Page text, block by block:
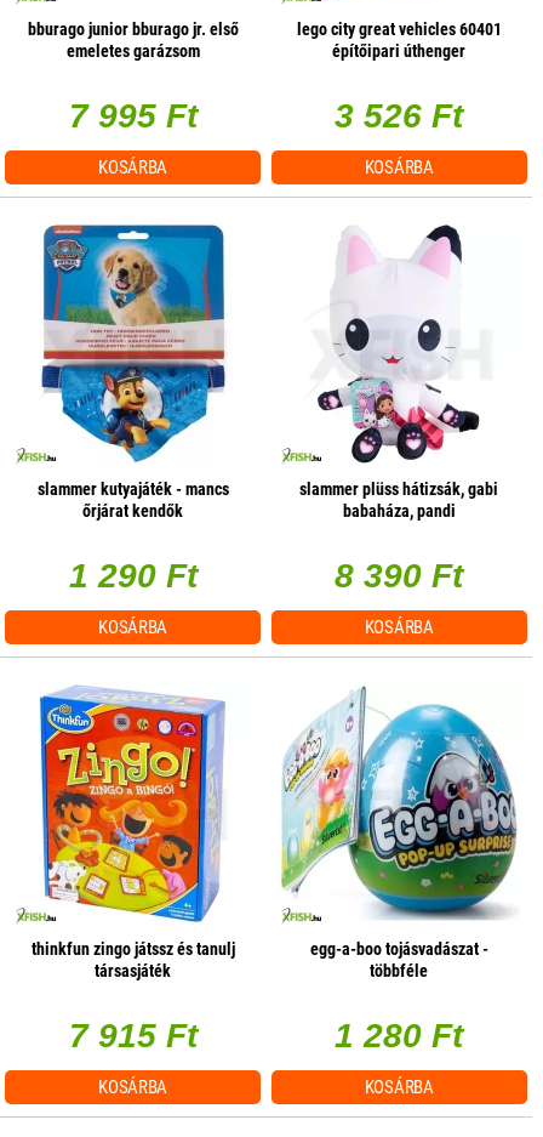
bburago junior bburago jr. első
emeletes garázsom
7 995 Ft
KOSÁRBA
lego city great vehicles 60401
építőipari úthenger
3 526 Ft
KOSÁRBA
slammer kutyajáték - mancs
őrjárat kendők
1 290 Ft
KOSÁRBA
slammer plüss hátizsák, gabi
babaháza, pandi
8 390 Ft
KOSÁRBA
thinkfun zingo játssz és tanulj
társasjáték
7 915 Ft
KOSÁRBA
egg-a-boo tojásvadászat -
többféle
1 280 Ft
KOSÁRBA